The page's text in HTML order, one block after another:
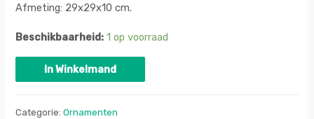
Afmeting: 29x29x10 cm.
Beschikbaarheid: 1 op voorraad
In Winkelmand
Categorie:Ornamenten